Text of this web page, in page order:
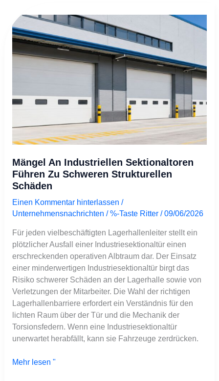
Mängel An Industriellen Sektionaltoren
Führen Zu Schweren Strukturellen
Schäden
Einen Kommentar hinterlassen /
Unternehmensnachrichten / %-Taste Ritter /09/06/2026
Für jeden vielbeschäftigten Lagerhallenleiter stellt ein
plötzlicher Ausfall einer Industriesektionaltür einen
erschreckenden operativen Albtraum dar. Der Einsatz
einer minderwertigen Industriesektionaltür birgt das
Risiko schwerer Schäden an der Lagerhalle sowie von
Verletzungen der Mitarbeiter. Die Wahl der richtigen
Lagerhallenbarriere erfordert ein Verständnis für den
lichten Raum über der Tür und die Mechanik der
Torsionsfedern. Wenn eine Industriesektionaltür
unerwartet herabfällt, kann sie Fahrzeuge zerdrücken.
an
industriellen
Sektionaltoren
führen
Schäden
Mehr lesen "